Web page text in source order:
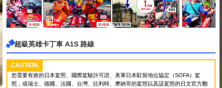
超級英雄卡丁車 A1S 路線
CAUTION
您需要有效的日本駕照、國際駕駛許可證、美軍日本駐留地位協定（SOFA）駕
照，或瑞士、德國、法國、台灣、比利時、摩納哥的駕照以及該駕照的日文官方翻